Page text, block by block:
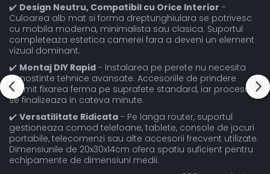
✔️ Design Neutru, Compatibil cu Orice Interior -
Culoarea alb mat si forma dreptunghiulara se potrivesc
cu mobila moderna, minimalista sau clasica. Suportul
completeaza estetica camerei fara a deveni un element
vizual dominant.
✔️ Montaj DIY Rapid - Instalarea pe perete nu necesita
cunostinte tehnice avansate. Accesoriile de prindere
permit fixarea ferma pe suprafete standard, iar procesul
se finalizeaza in cateva minute.
✔️ Versatilitate Ridicata - Pe langa router, suportul
gestioneaza comod telefoane, tablete, console de jocuri
portabile, telecomenzi sau alte accesorii frecvent utilizate.
Dimensiunile de 20x30x14cm ofera spatiu suficient pentru
echipamente de dimensiuni medii.